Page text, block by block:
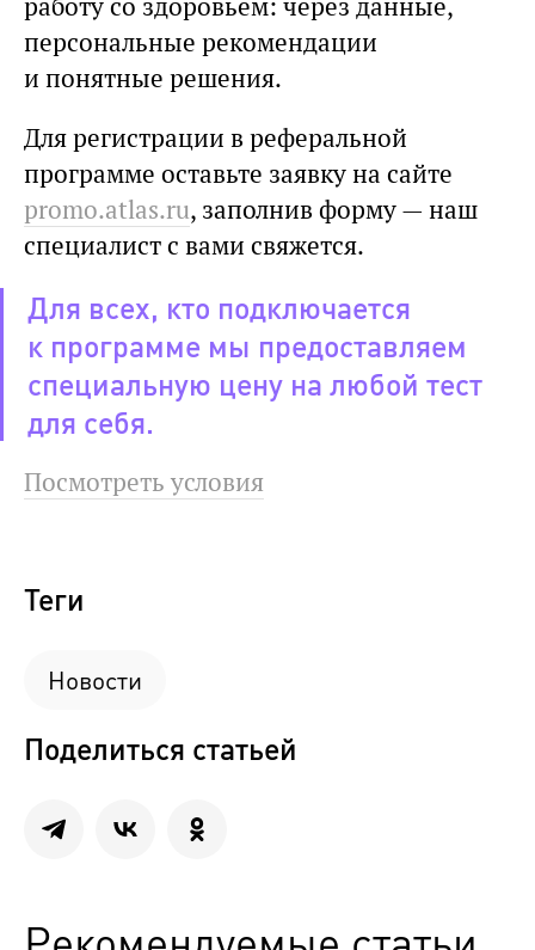
персональные рекомендации
и понятные решения.
Для регистрации в реферальной
программе оставьте заявку на сайте
promo.atlas.ru, заполнив форму — наш
специалист с вами свяжется.
Для всех, кто подключается
к программе мы предоставляем
специальную цену на любой тест
для себя.
Посмотреть условия
Теги
Новости
Поделиться статьей